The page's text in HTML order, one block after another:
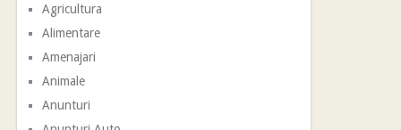
Agricultura
Alimentare
Amenajari
Animale
Anunturi